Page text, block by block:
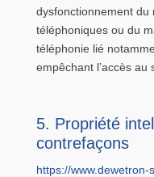
dysfonctionnement du
téléphoniques ou du
téléphonie lié
empêchant l’accès au
5. Propriété
contrefaçons
https://www.dewetron-